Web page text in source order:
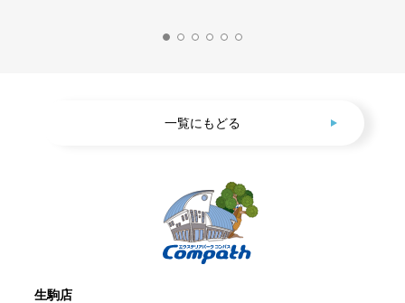
一覧にもどる
生駒店